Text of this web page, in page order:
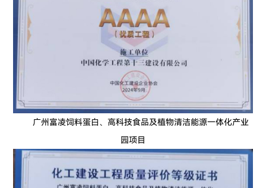
广州富凌饲料蛋白、高科技食品及植物清洁能源一体化产业
园项目